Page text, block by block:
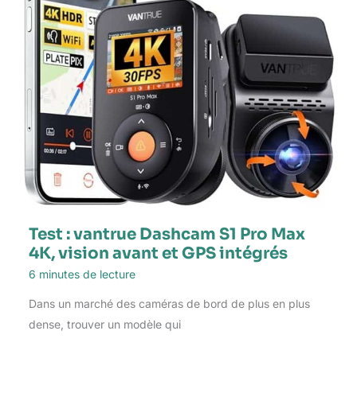
Test : vantrue Dashcam S1 Pro Max
4K, vision avant et GPS intégrés
6 minutes de lecture
Dans un marché des caméras de bord de plus en plus
dense, trouver un modèle qui